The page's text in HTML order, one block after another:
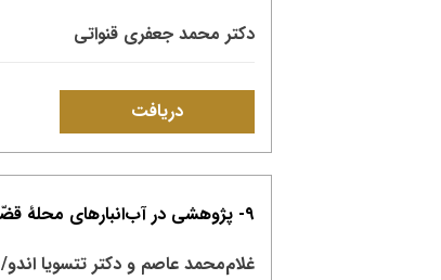
دکتر محمد جعفری قنواتی
دریافت
۹- پژوهشی در آب‌انبارهای محلۀ قضّات در شهر کهنۀ هرات
غلام‌محمد عاصم و دکتر تتسویا اندو/